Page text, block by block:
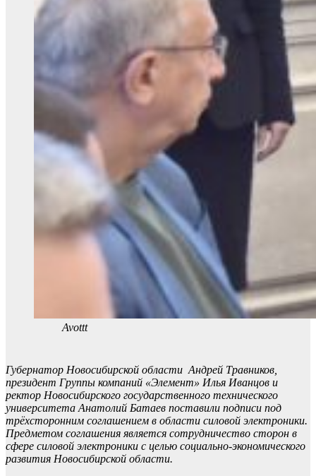
Avottt
Губернатор Новосибирской области Андрей Травников,
президент Группы компаний «Элемент» Илья Иванцов и
ректор Новосибирского государственного технического
университета Анатолий Батаев поставили подписи под
трёхсторонним соглашением в области силовой электроники.
Предметом соглашения является сотрудничество сторон в
сфере силовой электроники с целью социально-экономического
развития Новосибирской области.